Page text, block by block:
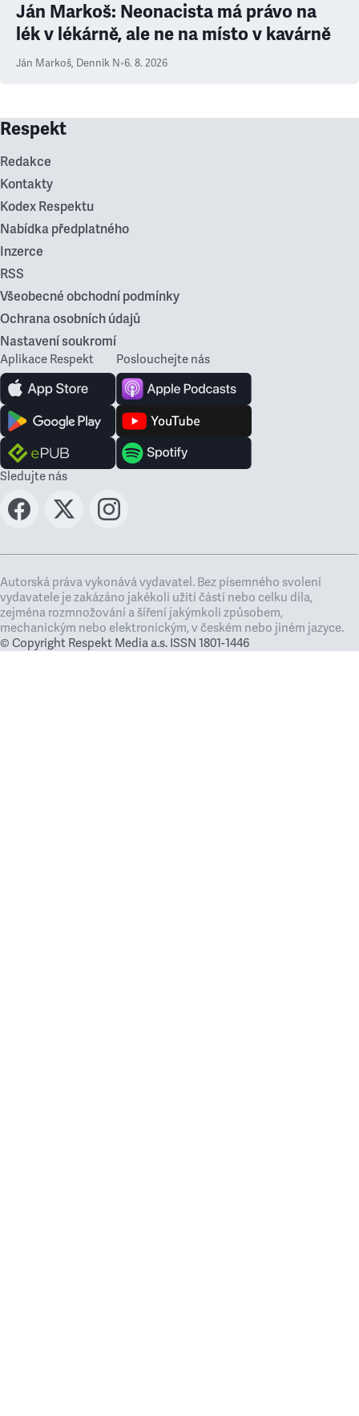
Ján Markoš: Neonacista má právo na
lék v lékárně, ale ne na místo v kavárně
Ján Markoš, Denník N•6. 8. 2026
Respekt
Redakce
Kontakty
Kodex Respektu
Nabídka předplatného
Inzerce
RSS
Všeobecné obchodní podmínky
Ochrana osobních údajů
Nastavení soukromí
Aplikace Respekt Poslouchejte nás
Sledujte nás
Autorská práva vykonává vydavatel. Bez písemného svolení
vydavatele je zakázáno jakékoli užití částí nebo celku díla,
zejména rozmnožování a šíření jakýmkoli způsobem,
mechanickým nebo elektronickým, v českém nebo jiném jazyce.
© Copyright Respekt Media a.s. ISSN 1801-1446